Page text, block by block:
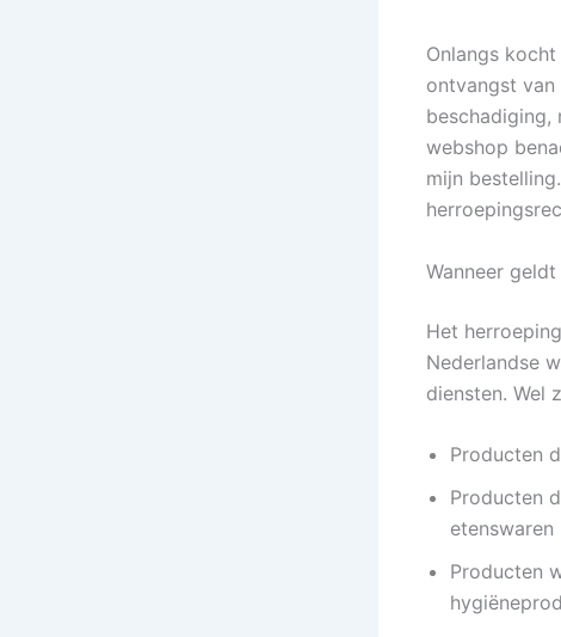
Onlangs
ontvangst
beschadiging,
webshop
mijn
Wanneer
Het
Nederlandse
diensten. Wel
Producten
Producten
etenswaren
Producten